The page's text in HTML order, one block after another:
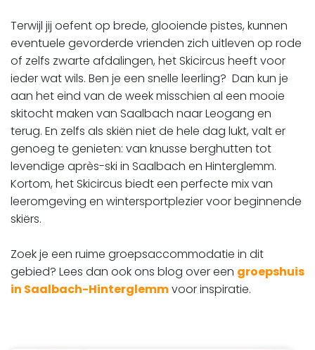
​​​​​​​Terwijl jij oefent op brede, glooiende pistes, kunnen
eventuele gevorderde vrienden zich uitleven op rode
of zelfs zwarte afdalingen, het Skicircus heeft voor
ieder wat wils. Ben je een snelle leerling? Dan kun je
aan het eind van de week misschien al een mooie
skitocht maken van Saalbach naar Leogang en
terug. En zelfs als skiën niet de hele dag lukt, valt er
genoeg te genieten: van knusse berghutten tot
levendige après-ski in Saalbach en Hinterglemm.
Kortom, het Skicircus biedt een perfecte mix van
leeromgeving en wintersportplezier voor beginnende
skiërs.
Zoek je een ruime groepsaccommodatie in dit
gebied? Lees dan ook ons blog over een groepshuis
in Saalbach-Hinterglemmvoor inspiratie.